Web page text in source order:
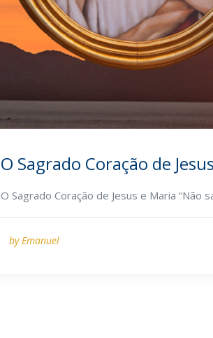
O Sagrado Coração de
O Sagrado Coração de Jesus e Maria “Não
by Emanuel